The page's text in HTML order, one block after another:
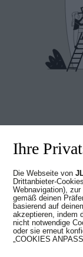
Ihre
Die Webseite von
Drittanbieter-
Webnavigation),
gemäß deinen
basierend auf
akzeptieren, indem
nicht notwendige
oder sie erneut
„COOKIES